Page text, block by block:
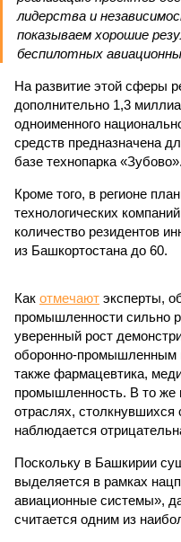
лидерства и
показываем хорошие
беспилотных
На развитие этой сферы
дополнительно 1,3
одноименного
средств предназначена
базе технопарка «Зубово».
Кроме того, в регионе
технологических
количество резидентов
из Башкортостана до 60.
Как отмечают эксперты,
промышленности сильно
уверенный рост
оборонно-промышленным
также фармацевтика,
промышленность. В то же
отраслях, столкнувшихся
наблюдается
Поскольку в Башкирии
выделяется в рамках
авиационные системы»,
считается одним из